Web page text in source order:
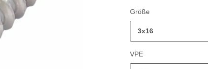
Größe
3x16
VPE